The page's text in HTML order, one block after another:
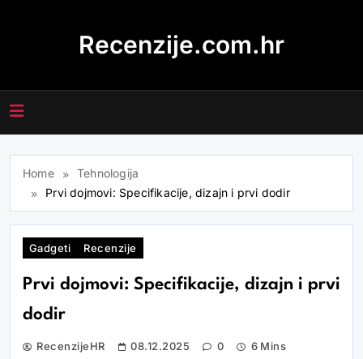
Recenzije.com.hr
Home
Tehnologija
Prvi dojmovi: Specifikacije, dizajn i prvi dodir
Gadgeti Recenzije
Prvi dojmovi: Specifikacije, dizajn i prvi
dodir
RecenzijeHR 08.12.2025 0 6 Mins